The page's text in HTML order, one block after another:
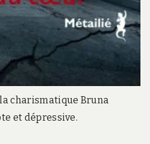
charismatique Bruna
et dépressive.